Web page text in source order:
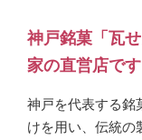
神戸銘菓「瓦
家の直営店です
神戸を代表する銘
けを用い、伝統の